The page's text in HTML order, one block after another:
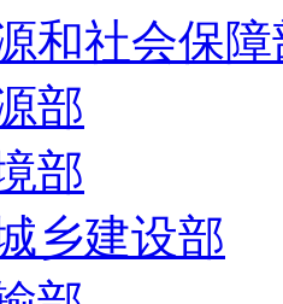
和社会保
部
部
乡建设部